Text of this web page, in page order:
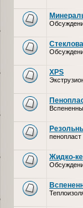
XPS
Жидко-